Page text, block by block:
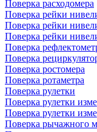
Поверка расходомера
Поверка рейки
Поверка рейки
Поверка рейки
Поверка
Поверка
Поверка ростомера
Поверка ротаметра
Поверка рулетки
Поверка рулетки
Поверка рулетки
Поверка рычажного